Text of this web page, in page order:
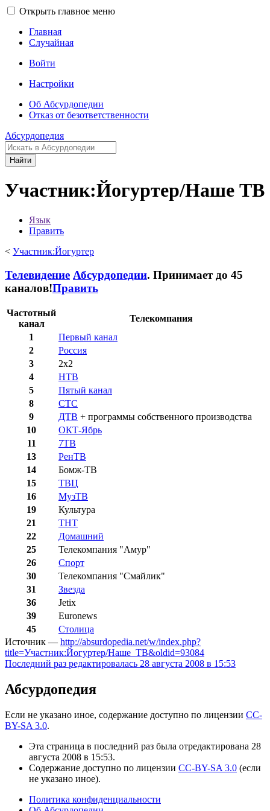
Открыть главное меню
Главная
Случайная
Войти
Настройки
Об Абсурдопедии
Отказ от безответственности
Абсурдопедия
Найти
Участник:Йогуртер/Наше ТВ
Язык
Править
< Участник:Йогуртер
Телевидение Абсурдопедии. Принимает до 45
каналов!Править
Частотный
канал
Телекомпания
1
Первый канал
2
Россия
3
2х2
4
НТВ
5
Пятый канал
8
СТС
9
ДТВ + программы собственного производства
10
ОКТ-Ябрь
11
7ТВ
13
РенТВ
14
Бомж-ТВ
15
ТВЦ
16
МузТВ
19
Культура
21
ТНТ
22
Домашний
25
Телекомпания "Амур"
26
Спорт
30
Телекомпания "Смайлик"
31
Звезда
36
Jetix
39
Euronews
45
Столица
Источник — http://absurdopedia.net/w/index.php?
title=Участник:Йогуртер/Наше_ТВ&oldid=93084
Последний раз редактировалась 28 августа 2008 в 15:53
Абсурдопедия
Если не указано иное, содержание доступно по лицензии CC-
BY-SA 3.0.
Эта страница в последний раз была отредактирована 28
августа 2008 в 15:53.
Содержание доступно по лицензии CC-BY-SA 3.0 (если
не указано иное).
Политика конфиденциальности